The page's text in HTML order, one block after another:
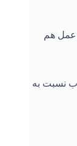
عمل هم
نسبت به